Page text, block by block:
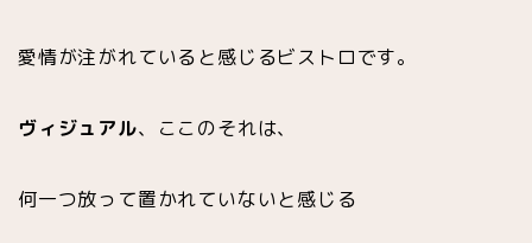
愛情が注がれていると感じるビストロです。
ヴィジュアル、ここのそれは、
何一つ放って置かれていないと感じる